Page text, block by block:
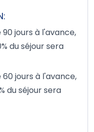
jours à l'avance,
du séjour sera
jours à l'avance,
du séjour sera